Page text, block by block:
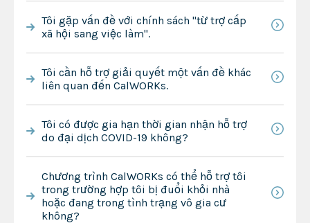
Tôi gặp vấn đề với chính sách "từ trợ cấp
xã hội sang việc làm".
Tôi cần hỗ trợ giải quyết một vấn đề khác
liên quan đến CalWORKs.
Tôi có được gia hạn thời gian nhận hỗ trợ
do đại dịch COVID-19 không?
Chương trình CalWORKs có thể hỗ trợ tôi
trong trường hợp tôi bị đuổi khỏi nhà
hoặc đang trong tình trạng vô gia cư
không?